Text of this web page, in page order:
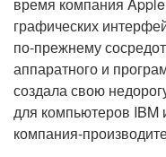
графических
по-прежнему
аппаратного и
создала свою
для компьютеров IBM
компания-